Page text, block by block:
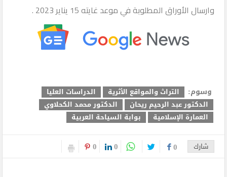
وارسال الأوراق المطلوبة في موعد غايته 15 يناير 2023 .
وسوم: التراث والمواقع الأثرية
الدراسات العليا
الدكتور عبد الرحيم ريحان
الدكتور محمد الكحلاوي
العمارة الإسلامية
بوابة السياحة العربية
شارك 0
0
0